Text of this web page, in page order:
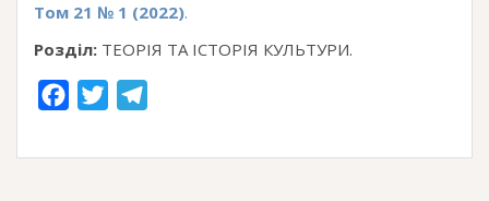
Том 21 № 1 (2022).
Розділ: ТЕОРІЯ ТА ІСТОРІЯ КУЛЬТУРИ.
c
i
l